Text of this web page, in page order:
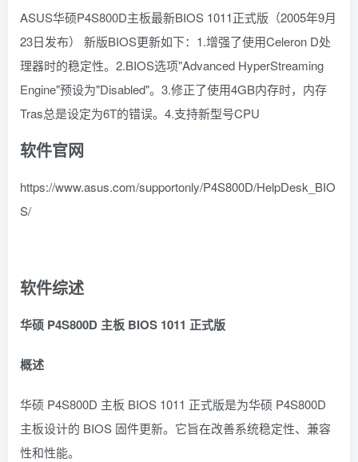
ASUS华硕P4S800D主板最新BIOS 1011正式版（2005年9月
23日发布） 新版BIOS更新如下：1.增强了使用Celeron D处
理器时的稳定性。2.BIOS选项"Advanced HyperStreaming
Engine"预设为"Disabled"。3.修正了使用4GB内存时，内存
Tras总是设定为6T的错误。4.支持新型号CPU
软件官网
https://www.asus.com/supportonly/P4S800D/HelpDesk_BIO
S/
软件综述
华硕 P4S800D 主板 BIOS 1011 正式版
概述
华硕 P4S800D 主板 BIOS 1011 正式版是为华硕 P4S800D
主板设计的 BIOS 固件更新。它旨在改善系统稳定性、兼容
性和性能。